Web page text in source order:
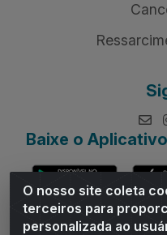
O nosso site coleta
terceiros para
personalizada ao
Baixe o Aplicativo